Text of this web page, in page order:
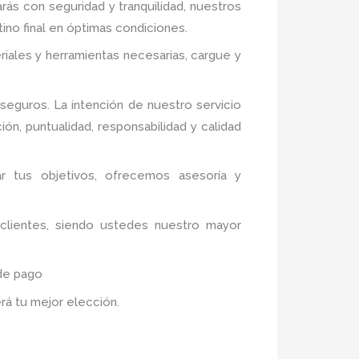
con seguridad y tranquilidad, nuestros
final en óptimas condiciones.
y herramientas necesarias, cargue y
La intención de nuestro servicio
puntualidad, responsabilidad y calidad
tus objetivos, ofrecemos asesoría y
siendo ustedes nuestro mayor
pago
tu mejor elección.